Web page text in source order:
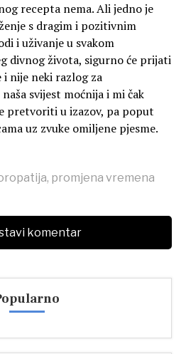
recepta nema. Ali jedno je
s dragim i pozitivnim
i uživanje u svakom
divnog života, sigurno će prijati
i nije neki razlog za
svijest moćnija i mi čak
pretvoriti u izazov, pa poput
uz zvuke omiljene pjesme.
, promjena vremena
komentar